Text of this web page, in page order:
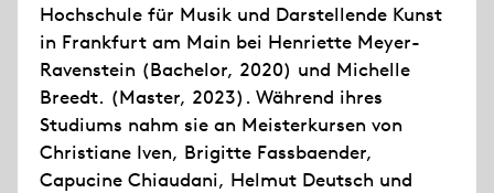
Hochschule für Musik und Darstellende Kunst
in Frankfurt am Main bei Henriette Meyer-
Ravenstein (Bachelor, 2020) und Michelle
Breedt. (Master, 2023). Während ihres
Studiums nahm sie an Meisterkursen von
Christiane Iven, Brigitte Fassbaender,
Capucine Chiaudani, Helmut Deutsch und